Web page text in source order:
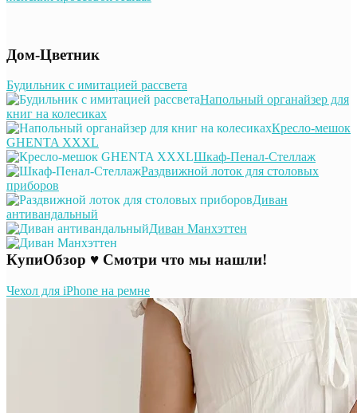
Дом-Цветник
Будильник с имитацией рассвета
Напольный органайзер для
книг на колесиках
Кресло-мешок
GHENTA XXXL
Шкаф-Пенал-Стеллаж
Раздвижной лоток для столовых
приборов
Диван
антивандальный
Диван Манхэттен
КупиОбзор ♥ Смотри что мы нашли!
Чехол для iPhone на ремне